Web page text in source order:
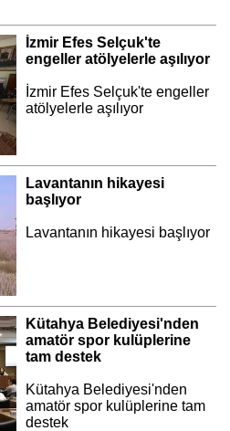
İzmir Efes Selçuk'te
engeller atölyelerle aşılıyor
İzmir Efes Selçuk'te engeller
atölyelerle aşılıyor
Lavantanın hikayesi
başlıyor
Lavantanın hikayesi başlıyor
Kütahya Belediyesi'nden
amatör spor kulüplerine
tam destek
Kütahya Belediyesi'nden
amatör spor kulüplerine tam
destek